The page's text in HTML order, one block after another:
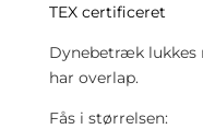
TEX certificeret
Dynebetræk lukkes
har overlap.
Fås i størrelsen: